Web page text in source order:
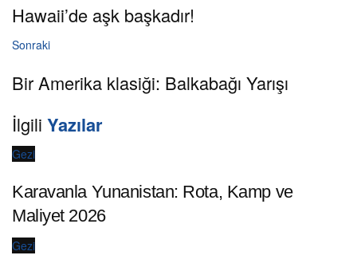
Hawaii’de aşk başkadır!
Sonraki
Bir Amerika klasiği: Balkabağı Yarışı
İlgili Yazılar
Gezi
Karavanla Yunanistan: Rota, Kamp ve
Maliyet 2026
Gezi